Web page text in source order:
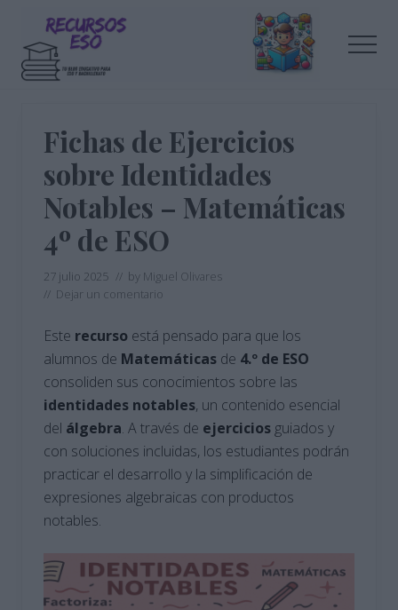
contenido
principal
barra
educación
Fichas de Ejercicios
sobre Identidades
Notables – Matemáticas
4º de ESO
27 julio 2025 // by Miguel Olivares
// Dejar un comentario
Este recurso está pensado para que los
alumnos de Matemáticas de 4.º de ESO
consoliden sus conocimientos sobre las
identidades notables, un contenido esencial
del álgebra. A través de ejercicios guiados y
con soluciones incluidas, los estudiantes podrán
practicar el desarrollo y la simplificación de
expresiones algebraicas con productos
notables.